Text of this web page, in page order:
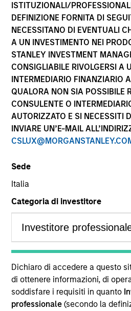
ISTITUZIONALI/
DEFINIZIONE FORNITA DI
NECESSITANO DI EVENTUALI
A UN INVESTIMENTO NEI
STANLEY INVESTMENT
CONSIGLIABILE RIVOLGERSI A
INTERMEDIARIO FINANZIARIO
QUALORA NON SIA POSSIBILE
CONSULENTE O
AUTORIZZATO E SI NECESSITI
INVIARE UN’E-MAIL
Sede
Italia
Categoria di investitore
Dichiaro di accedere a questo
di ottenere informazioni, di
soddisfare i requisiti in quanto
professionale(secondo la
YEARS OF INDUSTRY
Years
Atlanta Capital Equity Team